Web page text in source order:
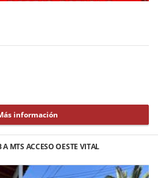
información
MTS ACCESO OESTE VITAL